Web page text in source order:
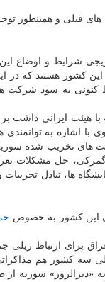
های قبلی و همینطور
شرایط و اوضاع
كشور هستند كه در
كنونی به سود
هیئت ایرانی داشت
اشاره به توانمندی
های تخریب شده
حل مشكلات
ها، تبادل تجربیات
این كشور به خصوص
برای ارتباط ریلی
سه كشور هم
«دیرالزور» سوریه